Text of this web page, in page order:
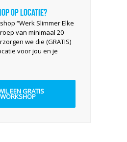
op locatie?
“Werk Slimmer Elke
van minimaal 20
we die (GRATIS)
voor jou en je
EEN GRATIS
WORKSHOP